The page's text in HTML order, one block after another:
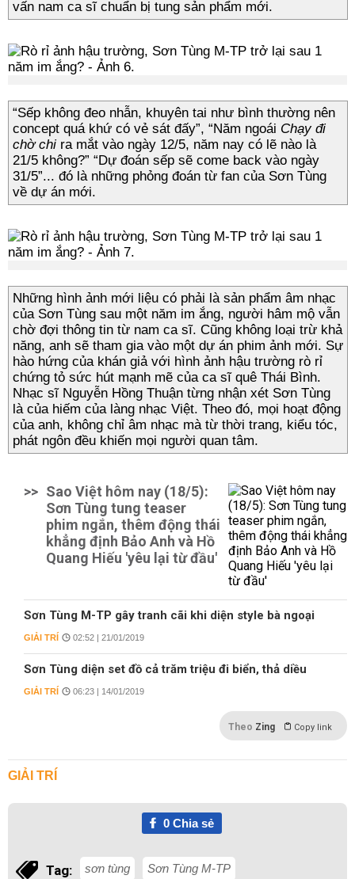
vấn nam ca sĩ chuẩn bị tung sản phẩm mới.
“Sếp không đeo nhẫn, khuyên tai như bình thường nên
concept quá khứ có vẻ sát đấy”, “Năm ngoái Chạy đi
chờ chi ra mắt vào ngày 12/5, năm nay có lẽ nào là
21/5 không?” “Dự đoán sếp sẽ come back vào ngày
31/5”... đó là những phỏng đoán từ fan của Sơn Tùng
về dự án mới.
Những hình ảnh mới liệu có phải là sản phẩm âm nhạc
của Sơn Tùng sau một năm im ắng, người hâm mộ vẫn
chờ đợi thông tin từ nam ca sĩ. Cũng không loại trừ khả
năng, anh sẽ tham gia vào một dự án phim ảnh mới. Sự
hào hứng của khán giả với hình ảnh hậu trường rò rỉ
chứng tỏ sức hút mạnh mẽ của ca sĩ quê Thái Bình.
Nhạc sĩ Nguyễn Hồng Thuận từng nhận xét Sơn Tùng
là của hiếm của làng nhạc Việt. Theo đó, mọi hoạt động
của anh, không chỉ âm nhạc mà từ thời trang, kiểu tóc,
phát ngôn đều khiến mọi người quan tâm.
>> Sao Việt hôm nay (18/5):
Sơn Tùng tung teaser
phim ngắn, thêm động thái
khẳng định Bảo Anh và Hồ
Quang Hiếu 'yêu lại từ đầu'
Sơn Tùng M-TP gây tranh cãi khi diện style bà ngoại
GIẢI TRÍ 02:52 | 21/01/2019
Sơn Tùng diện set đồ cả trăm triệu đi biển, thả diều
GIẢI TRÍ 06:23 | 14/01/2019
Theo Zing Copy link
GIẢI TRÍ
0Chia sẻ
Tag: sơn tùng Sơn Tùng M-TP